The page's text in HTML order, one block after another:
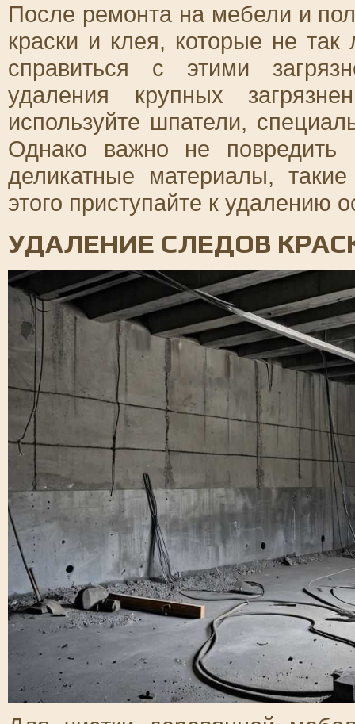
После ремонта на мебели и
краски и клея, которые не
справиться с этими
удаления крупных
используйте шпатели,
Однако важно не повредить
деликатные материалы,
этого приступайте к удалению
УДАЛЕНИЕ СЛЕДОВ